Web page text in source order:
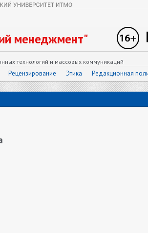
менеджмент"
технологий и массовых коммуникаций
Рецензирование Этика Редакционная